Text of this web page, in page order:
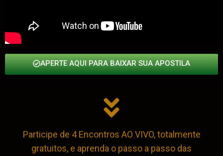
APERTE AQUI PARA BAIXAR SUA APOSTILA
Participe de 4 Encontros AO VIVO, totalmente
gratuitos, e aprenda o passo a passo das